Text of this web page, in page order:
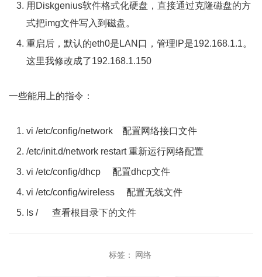
用Diskgenius软件格式化硬盘，直接通过克隆磁盘的方
式把img文件写入到磁盘。
重启后，默认的eth0是LAN口，管理IP是192.168.1.1。
这里我修改成了192.168.1.150
一些能用上的指令：
vi /etc/config/network 配置网络接口文件
/etc/init.d/network restart 重新运行网络配置
vi /etc/config/dhcp 配置dhcp文件
vi /etc/config/wireless 配置无线文件
ls / 查看根目录下的文件
标签： 网络